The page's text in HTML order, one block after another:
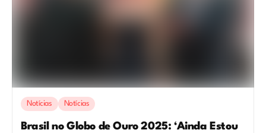
Notícias Notícias
Brasil no Globo de Ouro 2025: ‘Ainda Estou